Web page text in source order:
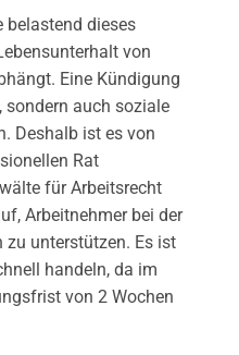
belastend dieses
von
Eine Kündigung
auch soziale
Deshalb ist es von
Rat
für Arbeitsrecht
Arbeitnehmer bei der
zu unterstützen. Es ist
handeln, da im
von 2 Wochen